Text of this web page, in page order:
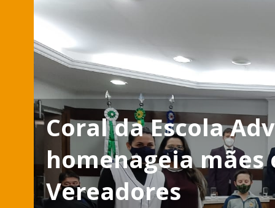
Coral da Escola
homenageia mães
Vereadores